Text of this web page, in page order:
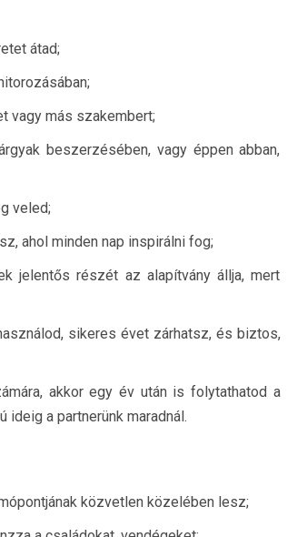
átad;
vagy más szakembert;
beszerzésében, vagy éppen abban,
veled;
ahol minden nap inspirálni fog;
jelentős részét az alapítvány állja, mert
sikeres évet zárhatsz, és biztos,
akkor egy év után is folytathatod a
a partnerünk maradnál.
közvetlen közelében lesz;